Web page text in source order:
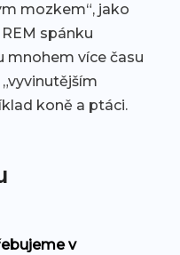
mozkem“, jako
spánku
mnohem více času
koně a ptáci.
v